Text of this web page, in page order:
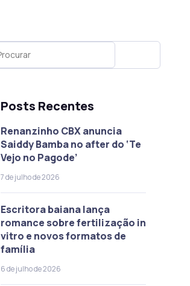
Posts Recentes
Renanzinho CBX anuncia
Saiddy Bamba no after do ‘Te
Vejo no Pagode’
7 de julho de 2026
Escritora baiana lança
romance sobre fertilização in
vitro e novos formatos de
família
6 de julho de 2026